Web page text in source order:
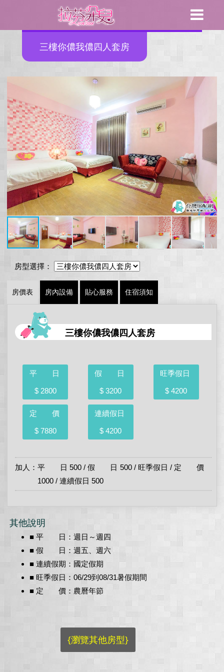
三樓你儂我儂四人套房
房型選擇：
房價表 房內設備 貼心服務 住宿須知
三樓你儂我儂四人套房
平 日
$ 2800
假 日
$ 3200
旺季假日
$ 4200
定 價
$ 7880
連續假日
$ 4200
加人：平 日 500 / 假 日 500 / 旺季假日 / 定 價
1000 / 連續假日 500
其他說明
■ 平 日：週日～週四
■ 假 日：週五、週六
■ 連續假期：國定假期
■ 旺季假日：06/29到08/31暑假期間
■ 定 價：農曆年節
{瀏覽其他房型}